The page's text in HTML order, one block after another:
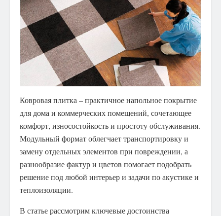
Ковровая плитка – практичное напольное покрытие
для дома и коммерческих помещений, сочетающее
комфорт, износостойкость и простоту обслуживания.
Модульный формат облегчает транспортировку и
замену отдельных элементов при повреждении, а
разнообразие фактур и цветов помогает подобрать
решение под любой интерьер и задачи по акустике и
теплоизоляции.
В статье рассмотрим ключевые достоинства